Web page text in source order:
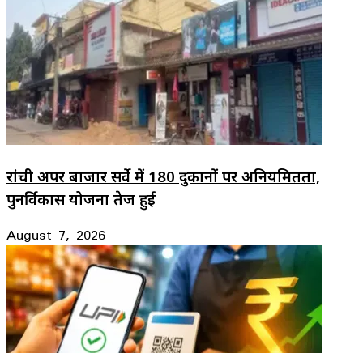
रांची अपर बाजार सर्वे में 180 दुकानों पर अनियमितता,
पुनर्विकास योजना तेज हुई
August 7, 2026